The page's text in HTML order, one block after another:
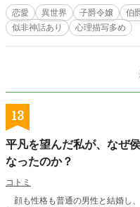
と、何故かシャーロットの赤い糸
て……。
恋愛 異世界 子爵令嬢 伯
似非神話あり
心理描写多め
13
平凡を望んだ私が、なぜ
なったのか？
コトミ
顔も性格も普通の男性と結婚し